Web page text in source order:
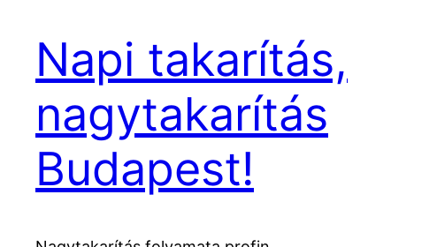
Napi takarítás,
nagytakarítás
Budapest!